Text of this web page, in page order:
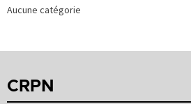
Aucune catégorie
CRPN